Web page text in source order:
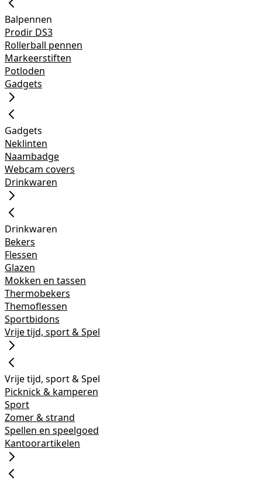
Balpennen
Prodir DS3
Rollerball pennen
Markeerstiften
Potloden
Gadgets
Gadgets
Neklinten
Naambadge
Webcam covers
Drinkwaren
Drinkwaren
Bekers
Flessen
Glazen
Mokken en tassen
Thermobekers
Themoflessen
Sportbidons
Vrije tijd, sport & Spel
Vrije tijd, sport & Spel
Picknick & kamperen
Sport
Zomer & strand
Spellen en speelgoed
Kantoorartikelen